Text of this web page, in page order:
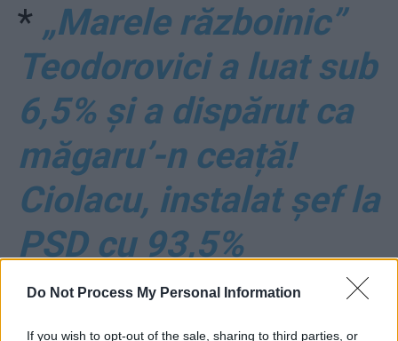
Do Not Process My Personal Information
If you wish to opt-out of the sale, sharing to third parties, or
* „Marele războinic”
Teodorovici a luat sub
6,5% și a dispărut ca
măgaru’-n ceață!
Ciolacu, instalat șef la
PSD cu 93,5%
*Tribunalul confirmă